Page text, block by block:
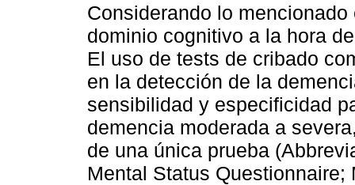
Considerando lo
dominio cognitivo a la hora
El uso de tests de cribado
en la detección de la
sensibilidad y especificidad
demencia moderada a
de una única prueba
Mental Status